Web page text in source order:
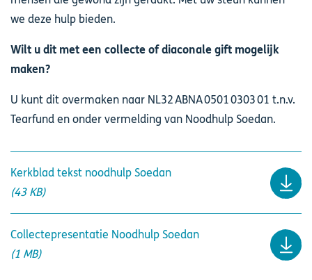
we deze hulp bieden.
Wilt u dit met een collecte of diaconale gift mogelijk
maken?
U kunt dit overmaken naar NL32 ABNA 0501 0303 01 t.n.v.
Tearfund en onder vermelding van Noodhulp Soedan.
Kerkblad tekst noodhulp Soedan
(43 KB)
Collectepresentatie Noodhulp Soedan
(1 MB)